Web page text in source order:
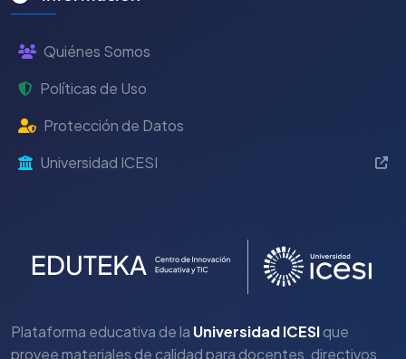
Quiénes Somos
Políticas de Uso
Protección de Datos
Universidad ICESI
Plataforma educativa de la Universidad ICESIque
provee materiales de calidad para docentes, directivos